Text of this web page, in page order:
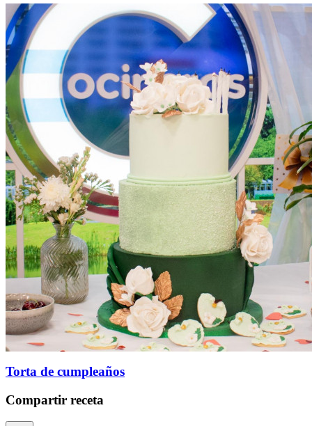
Torta de cumpleaños
Compartir receta